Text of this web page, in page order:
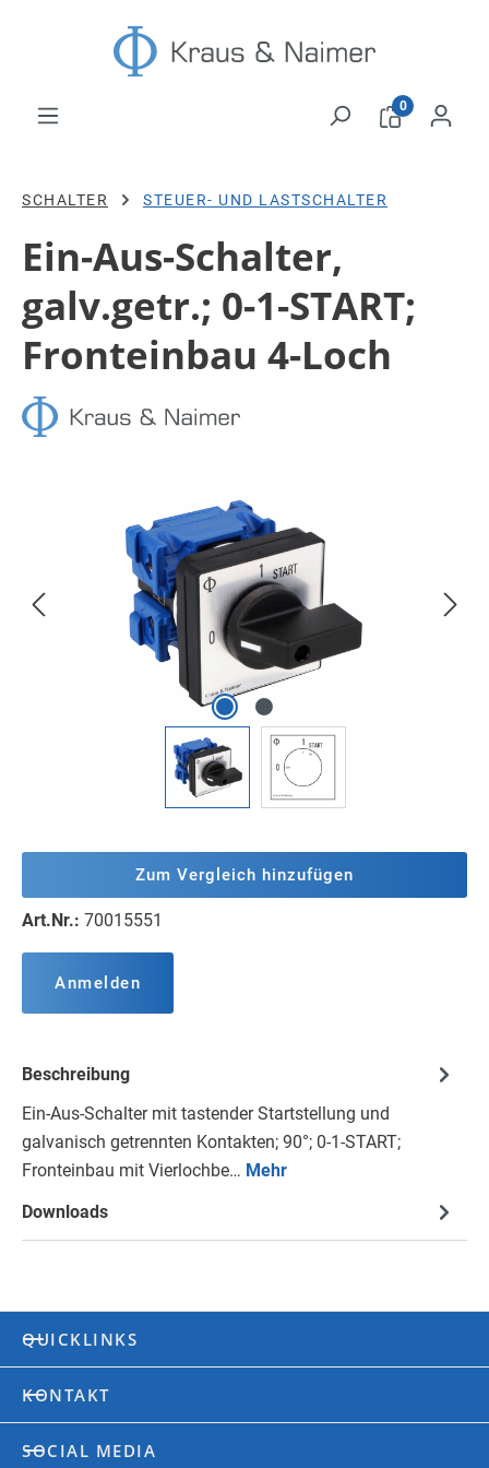
Zum Hauptinhalt springen
0
SCHALTER STEUER- UND LASTSCHALTER
Ein-Aus-Schalter,
galv.getr.; 0-1-START;
Fronteinbau 4-Loch
Zum Vergleich hinzufügen
Art.Nr.: 70015551
Anmelden
Beschreibung
Ein-Aus-Schalter mit tastender Startstellung und
galvanisch getrennten Kontakten; 90°; 0-1-START;
Fronteinbau mit Vierlochbe… Mehr
Downloads
QUICKLINKS
KONTAKT
SOCIAL MEDIA